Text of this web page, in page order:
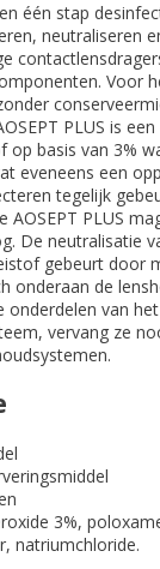
één stap
neutraliseren
Voor
PLUS is
op basis van 3%
eveneens een
tegelijk
AOSEPT PLUS
De neutralisatie
gebeurt door
onderaan de
onderdelen van het
vervang ze
3%,
natriumchloride.